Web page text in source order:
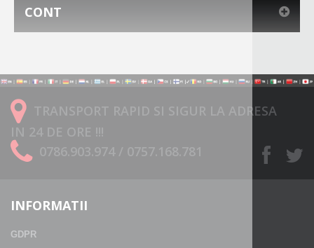
CONT
TRANSPORT RAPID SI SIGUR LA ADRESA
INFORMATII
GDPR